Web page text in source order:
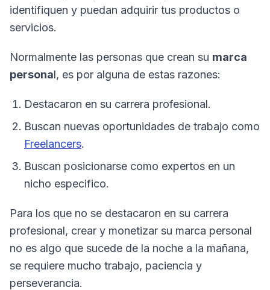
identifiquen y puedan adquirir tus productos o
servicios.
Normalmente las personas que crean su marca
personal, es por alguna de estas razones:
Destacaron en su carrera profesional.
Buscan nuevas oportunidades de trabajo como
Freelancers.
Buscan posicionarse como expertos en un
nicho especifico.
Para los que no se destacaron en su carrera
profesional, crear y monetizar su marca personal
no es algo que sucede de la noche a la mañana,
se requiere mucho trabajo, paciencia y
perseverancia.